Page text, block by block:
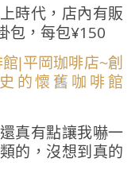
時代，店內有販
包，每包¥150
真有點讓我嚇一
的，沒想到真的